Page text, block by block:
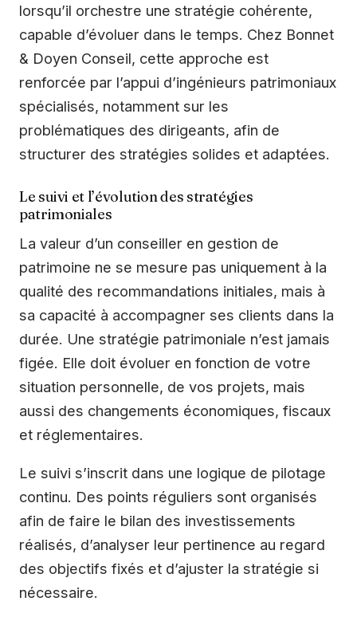
lorsqu’il orchestre une stratégie cohérente,
capable d’évoluer dans le temps. Chez Bonnet
& Doyen Conseil, cette approche est
renforcée par l’appui d’ingénieurs patrimoniaux
spécialisés, notamment sur les
problématiques des dirigeants, afin de
structurer des stratégies solides et adaptées.
Le suivi et l’évolution des stratégies
patrimoniales
La valeur d’un conseiller en gestion de
patrimoine ne se mesure pas uniquement à la
qualité des recommandations initiales, mais à
sa capacité à accompagner ses clients dans la
durée. Une stratégie patrimoniale n’est jamais
figée. Elle doit évoluer en fonction de votre
situation personnelle, de vos projets, mais
aussi des changements économiques, fiscaux
et réglementaires.
Le suivi s’inscrit dans une logique de pilotage
continu. Des points réguliers sont organisés
afin de faire le bilan des investissements
réalisés, d’analyser leur pertinence au regard
des objectifs fixés et d’ajuster la stratégie si
nécessaire.